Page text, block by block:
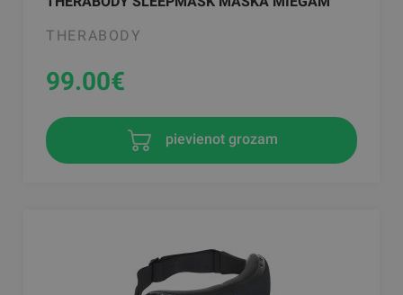
THERABODY
99.00€
pievienot grozam